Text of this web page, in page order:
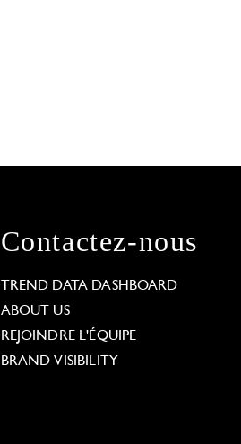
Contactez-nous
TREND DATA DASHBOARD
ABOUT US
REJOINDRE L'ÉQUIPE
BRAND VISIBILITY